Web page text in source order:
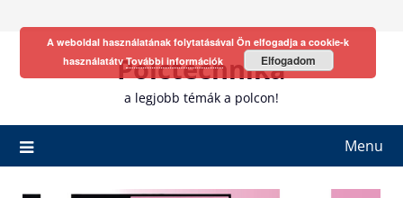
Polctechnika
a legjobb témák a polcon!
Menu
A weboldal használatának folytatásával Ön elfogadja a cookie-k
használatátvTovábbi információk Elfogadom